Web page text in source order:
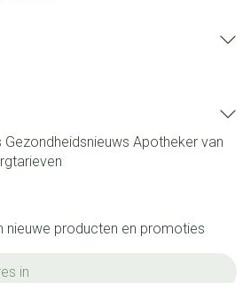
Gezondheidsnieuws Apotheker van
nieuwe producten en promoties